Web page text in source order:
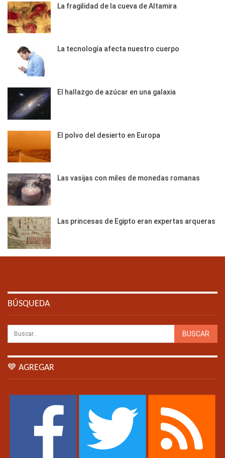
La fragilidad de la cueva de Altamira
La tecnología afecta nuestro cuerpo
El hallazgo de azúcar en una galaxia
El polvo del desierto en Europa
Las vasijas con miles de monedas romanas
Las princesas de Egipto eran expertas arqueras
BÚSQUEDA
💙 AGREGAR